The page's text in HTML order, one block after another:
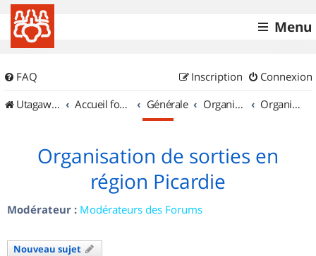
Menu
FAQ Connexion
Inscription
UtagawaVTT (Randos VTT et VTTAE avec traces GPS)
Accueil forum Générale Organisation de sorties & Recherche de partenaires Organisation de sorties en région Picardie
Organisation de sorties en
région Picardie
Modérateur : Modérateurs des Forums
Nouveau sujet